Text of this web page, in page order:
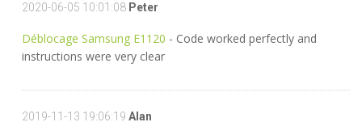
2020-06-05 10:01:08 Peter
Déblocage Samsung E1120 - Code worked perfectly and
instructions were very clear
2019-11-13 19:06:19 Alan